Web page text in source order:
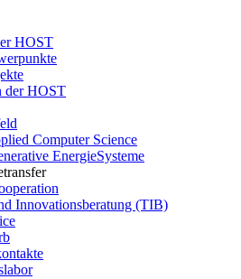
HOST
der HOST
Computer Science
EnergieSysteme
Innovationsberatung (TIB)